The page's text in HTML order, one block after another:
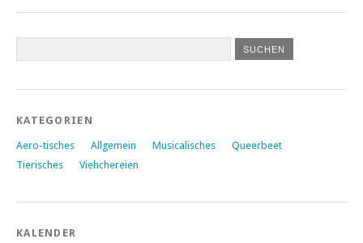
KATEGORIEN
Aero-tisches Allgemein Musicalisches
Queerbeet
Tierisches
Viehchereien
KALENDER